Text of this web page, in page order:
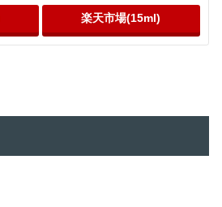
楽天市場(15ml)